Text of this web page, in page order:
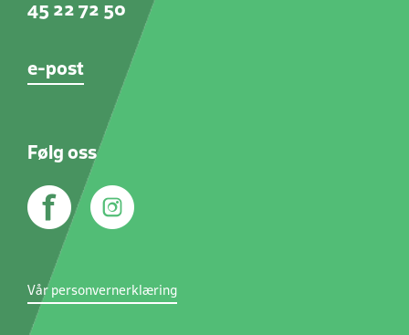
45 22 72 50
e-post
Følg oss
Vår personvernerklæring